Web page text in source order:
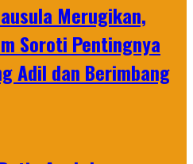
Merugikan,
Soroti Pentingnya
Adil dan Berimbang